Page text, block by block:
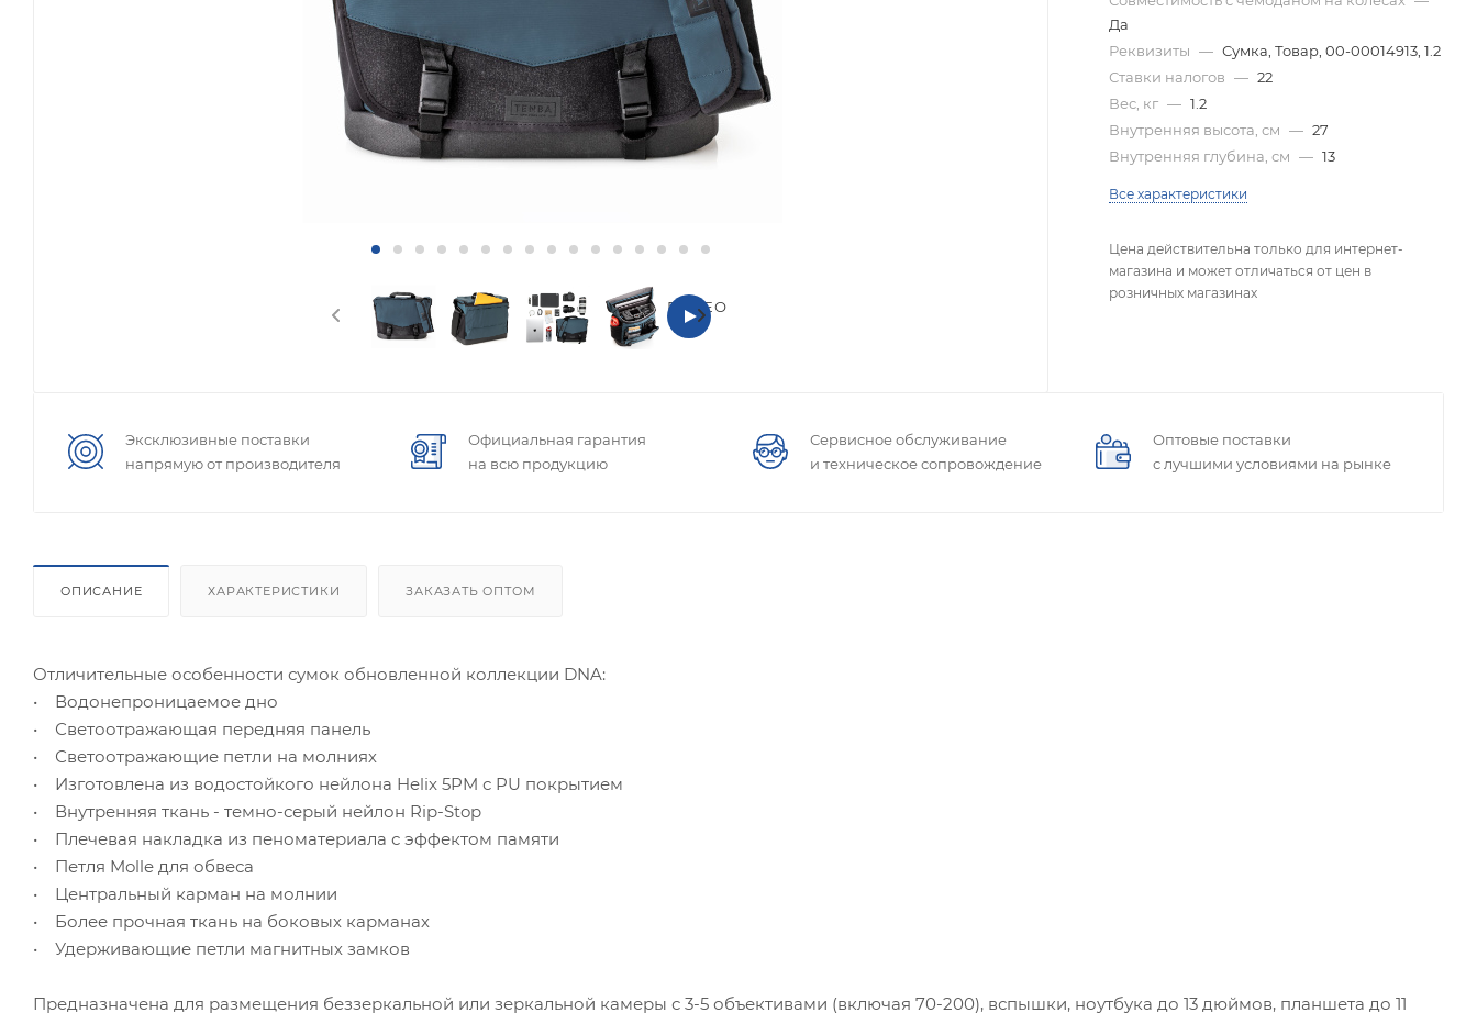
ВИДЕО
Эксклюзивные поставки
напрямую от производителя
Официальная гарантия
на всю продукцию
Сервисное обслуживание
и техническое сопровождение
Оптовые поставки
с лучшими условиями на рынке
ОПИСАНИЕ ХАРАКТЕРИСТИКИ ЗАКАЗАТЬ ОПТОМ
Отличительные особенности сумок обновленной коллекции DNA:
• Водонепроницаемое дно
• Светоотражающая передняя панель
• Светоотражающие петли на молниях
• Изготовлена из водостойкого нейлона Helix 5PM с PU покрытием
• Внутренняя ткань - темно-серый нейлон Rip-Stop
• Плечевая накладка из пеноматериала с эффектом памяти
• Петля Molle для обвеса
• Центральный карман на молнии
• Более прочная ткань на боковых карманах
• Удерживающие петли магнитных замков
Предназначена для размещения беззеркальной или зеркальной камеры с 3-5 объективами (включая 70-200), вспышки, ноутбука до 13 дюймов, планшета до 11
Да
Реквизиты — Сумка, Товар, 00-00014913, 1.2
Ставки налогов — 22
Вес, кг — 1.2
Внутренняя высота, см — 27
Внутренняя глубина, см — 13
Все характеристики
Цена действительна только для интернет-
магазина и может отличаться от цен в
розничных магазинах